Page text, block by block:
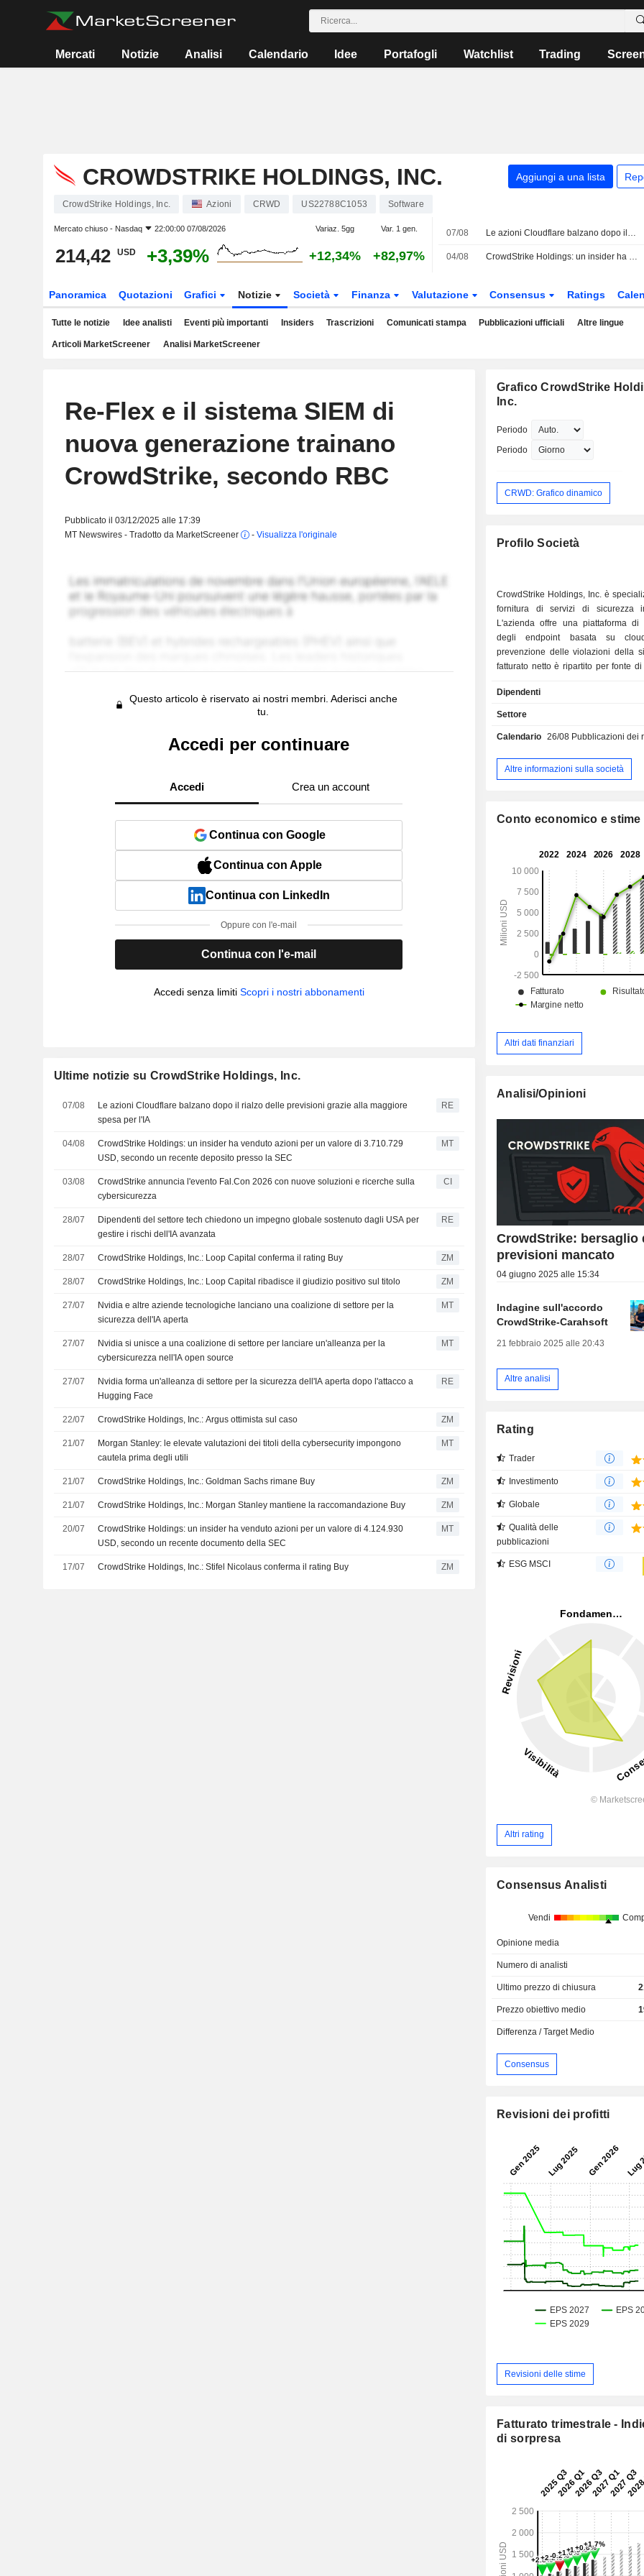
Mercati Notizie Analisi Calendario Idee Portafogli Watchlist Trading
CROWDSTRIKE HOLDINGS, INC. Aggiungi a una lista
CrowdStrike Holdings, Inc. Azioni CRWD US22788C1053 Software
Mercato chiuso - Nasdaq 22:00:00 07/08/2026 Variaz. 5gg Var. 1 gen.
214,42 USD +3,39% +12,34% +82,97%
07/08 Le azioni Cloudflare balzano dopo il rialzo delle previsioni grazie alla maggiore spesa per l'IA
04/08 CrowdStrike Holdings: un insider ha venduto azioni per un valore di 3.710.729 USD, secondo un recente deposito presso la SEC
Panoramica Quotazioni Grafici Notizie Società Finanza Valutazione Consensus Ratings
Tutte le notizie Idee analisti Eventi più importanti Insiders Trascrizioni Comunicati stampa Pubblicazioni ufficiali Altre lingue
Articoli MarketScreener Analisi MarketScreener
Re-Flex e il sistema SIEM di
nuova generazione trainano
CrowdStrike, secondo RBC
Pubblicato il 03/12/2025 alle 17:39
MT Newswires - Tradotto da MarketScreener
- Visualizza l'originale
Questo articolo è riservato ai nostri membri. Aderisci anche
tu.
Accedi per continuare
Accedi Crea un account
Continua con Google
Continua con Apple
Continua con LinkedIn
Oppure con l'e-mail
Continua con l'e-mail
Accedi senza limiti Scopri i nostri abbonamenti
Ultime notizie su CrowdStrike Holdings, Inc.
07/08
Le azioni Cloudflare balzano dopo il rialzo delle previsioni grazie alla maggiore
spesa per l'IA
RE
04/08
CrowdStrike Holdings: un insider ha venduto azioni per un valore di 3.710.729
USD, secondo un recente deposito presso la SEC
MT
03/08
CrowdStrike annuncia l'evento Fal.Con 2026 con nuove soluzioni e ricerche sulla
cybersicurezza
CI
28/07
Dipendenti del settore tech chiedono un impegno globale sostenuto dagli USA per
gestire i rischi dell'IA avanzata
RE
28/07 CrowdStrike Holdings, Inc.: Loop Capital conferma il rating Buy ZM
28/07 CrowdStrike Holdings, Inc.: Loop Capital ribadisce il giudizio positivo sul titolo ZM
27/07
Nvidia e altre aziende tecnologiche lanciano una coalizione di settore per la
sicurezza dell'IA aperta
MT
27/07
Nvidia si unisce a una coalizione di settore per lanciare un'alleanza per la
cybersicurezza nell'IA open source
MT
27/07
Nvidia forma un'alleanza di settore per la sicurezza dell'IA aperta dopo l'attacco a
Hugging Face
RE
22/07 CrowdStrike Holdings, Inc.: Argus ottimista sul caso ZM
21/07
Morgan Stanley: le elevate valutazioni dei titoli della cybersecurity impongono
cautela prima degli utili
MT
21/07 CrowdStrike Holdings, Inc.: Goldman Sachs rimane Buy ZM
21/07 CrowdStrike Holdings, Inc.: Morgan Stanley mantiene la raccomandazione Buy ZM
20/07
CrowdStrike Holdings: un insider ha venduto azioni per un valore di 4.124.930
USD, secondo un recente documento della SEC
MT
17/07 CrowdStrike Holdings, Inc.: Stifel Nicolaus conferma il rating Buy ZM
Grafico CrowdStrike
Inc.
Periodo
Periodo
CRWD: Grafico dinamico
Profilo Società
CrowdStrike Holdings, Inc. è
fornitura di servizi di sicurezza
L'azienda offre una piattaforma di
degli endpoint basata su
prevenzione delle violazioni della
fatturato netto è ripartito per fonte di
servizi professionali (5,1%). Il fatturato netto è
distribuito geograficamente come
(16,3%), Asia/Pacifico (10,3%) e
Dipendenti
Settore
Calendario 26/08 Pubblicazioni dei
Altre informazioni sulla società
Conto economico e stime
Altri dati finanziari
Analisi/Opinioni
CrowdStrike: bersaglio
previsioni mancato
04 giugno 2025 alle 15:34
Indagine sull'accordo
CrowdStrike-Carahsoft
21 febbraio 2025 alle 20:43
Altre analisi
Rating
Trader
Investimento
Globale
Qualità delle
pubblicazioni
ESG MSCI
Altri rating
Consensus Analisti
Vendi
Opinione media
Numero di analisti
Ultimo prezzo di chiusura
Prezzo obiettivo medio
Differenza / Target Medio
Consensus
Revisioni dei profitti
Revisioni delle stime
Fatturato trimestrale -
di sorpresa